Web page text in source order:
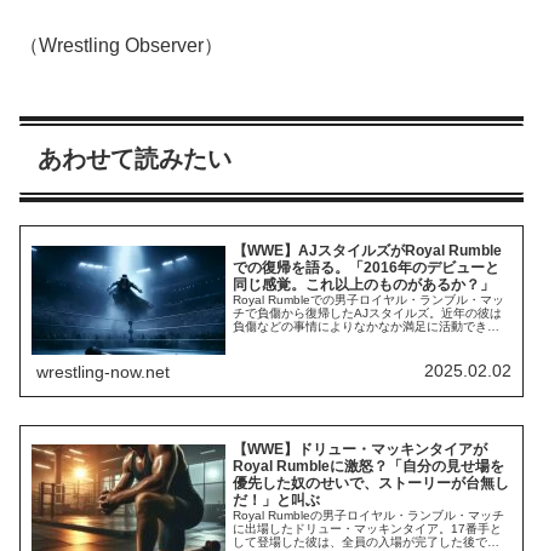
（Wrestling Observer）
あわせて読みたい
【WWE】AJスタイルズがRoyal Rumble
での復帰を語る。「2016年のデビューと
同じ感覚。これ以上のものがあるか？」
Royal Rumbleでの男子ロイヤル・ランブル・マッ
チで負傷から復帰したAJスタイルズ。近年の彼は
負傷などの事情によりなかなか満足に活動できて
ました。🚨 AJ STYLES IS BACK AND WITH HIS
wrestling-now.net 2025.02.02
【WWE】ドリュー・マッキンタイアが
Royal Rumbleに激怒？「自分の見せ場を
優先した奴のせいで、ストーリーが台無し
だ！」と叫ぶ
Royal Rumbleの男子ロイヤル・ランブル・マッチ
に出場したドリュー・マッキンタイア。17番手と
して登場した彼は、全員の入場が完了した後でダ